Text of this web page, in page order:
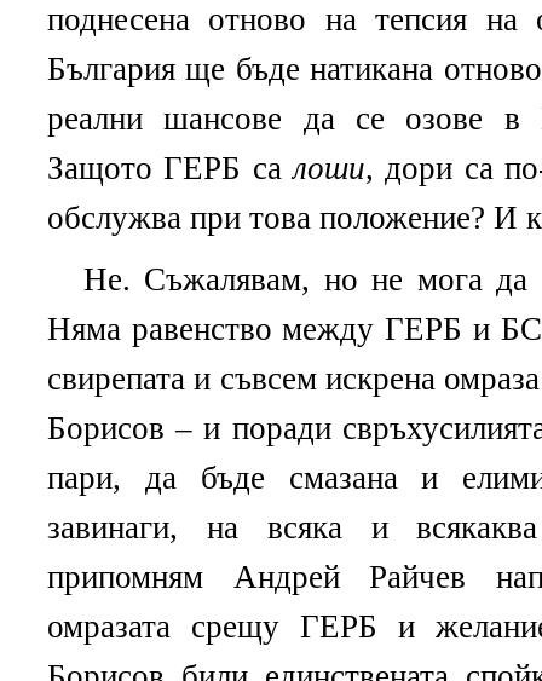
поднесена отново на тепсия на
България ще бъде натикана
реални шансове да се озове
Защото ГЕРБ салоши, дори са
обслужва при това положение? И
Не. Съжалявам, но не мога да
Няма равенство между ГЕРБ и
свирепата и съвсем искрена
Борисов – и поради
пари, да бъде смазана и
завинаги, на всяка и
припомням Андрей Райчев
омразата срещу ГЕРБ и